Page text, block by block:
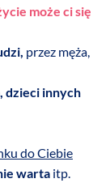
może ci się
przez męża,
dzieci innych
do Ciebie
warta itp.